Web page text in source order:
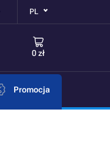
PL
0 zł
Promocja